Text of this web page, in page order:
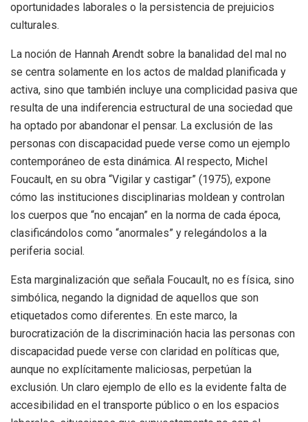
oportunidades laborales o la persistencia de prejuicios
culturales.
La noción de Hannah Arendt sobre la banalidad del mal no
se centra solamente en los actos de maldad planificada y
activa, sino que también incluye una complicidad pasiva que
resulta de una indiferencia estructural de una sociedad que
ha optado por abandonar el pensar. La exclusión de las
personas con discapacidad puede verse como un ejemplo
contemporáneo de esta dinámica. Al respecto, Michel
Foucault, en su obra “Vigilar y castigar” (1975), expone
cómo las instituciones disciplinarias moldean y controlan
los cuerpos que “no encajan” en la norma de cada época,
clasificándolos como “anormales” y relegándolos a la
periferia social.
Esta marginalización que señala Foucault, no es física, sino
simbólica, negando la dignidad de aquellos que son
etiquetados como diferentes. En este marco, la
burocratización de la discriminación hacia las personas con
discapacidad puede verse con claridad en políticas que,
aunque no explícitamente maliciosas, perpetúan la
exclusión. Un claro ejemplo de ello es la evidente falta de
accesibilidad en el transporte público o en los espacios